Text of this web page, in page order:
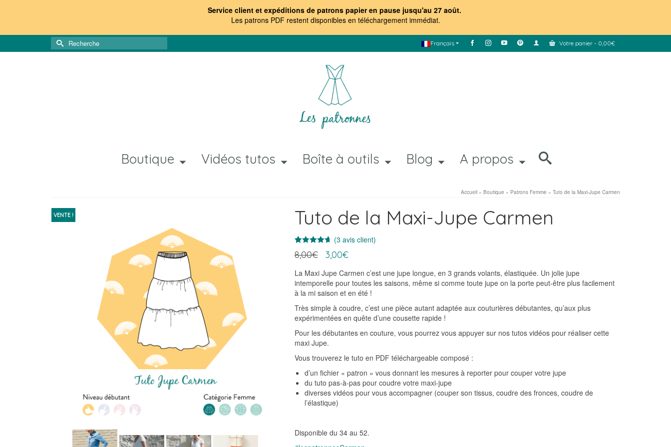
Service client et expéditions de patrons papier en pause jusqu'au 27 août.
Les patrons PDF restent disponibles en téléchargement immédiat.
Français Votre panier - 0,00€
Rechercher :
Boutique Vidéos tutos Boîte à outils Blog A propos
Accueil » Boutique » Patrons Femme » Tuto de la Maxi-Jupe Carmen
VENTE ! Tuto de la Maxi-Jupe Carmen
Noté4.67
sur 5
3
notations
client
(3 avis client)
8,00€
Le
prix
initial
était :
8,00€.
3,00€Le
actuel
est :
3,00€.
La Maxi Jupe Carmen c’est une jupe longue, en 3 grands volants, élastiquée. Un jolie jupe
intemporelle pour toutes les saisons, même si comme toute jupe on la porte peut-être plus facilement
à la mi saison et en été !
Très simple à coudre, c’est une pièce autant adaptée aux couturières débutantes, qu’aux plus
expérimentées en quête d’une cousette rapide !
Pour les débutantes en couture, vous pourrez vous appuyer sur nos tutos vidéos pour réaliser cette
maxi Jupe.
Vous trouverez le tuto en PDF téléchargeable composé :
d’un fichier « patron » vous donnant les mesures à reporter pour couper votre jupe
du tuto pas-à-pas pour coudre votre maxi-jupe
diverses vidéos pour vous accompagner (couper son tissus, coudre des fronces, coudre de
l’élastique)
Disponible du 34 au 52.